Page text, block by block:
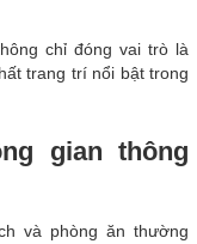
chỉ đóng vai trò là
trang trí nổi bật trong
gian thông
và phòng ăn thường